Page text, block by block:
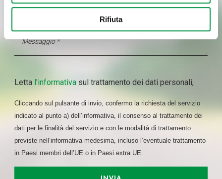
geografica, con un'approssimazione di qualche
(impronte digitali).
Approfondisci come vengono elaborati i tuoi dati personali
e imposta le tue preferenze nella
sezione dettagli
. Puoi
modificare o ritirare il tuo consenso in qualsiasi momento
Rifiuta
Letta l'informativasul trattamento dei dati personali,
Cliccando sul pulsante di invio, confermo la richiesta del servizio
indicato al punto a) dell’informativa, il consenso al trattamento dei
dati per le finalità del servizio e con le modalità di trattamento
previste nell’informativa medesima, incluso l’eventuale trattamento
in Paesi membri dell’UE o in Paesi extra UE.